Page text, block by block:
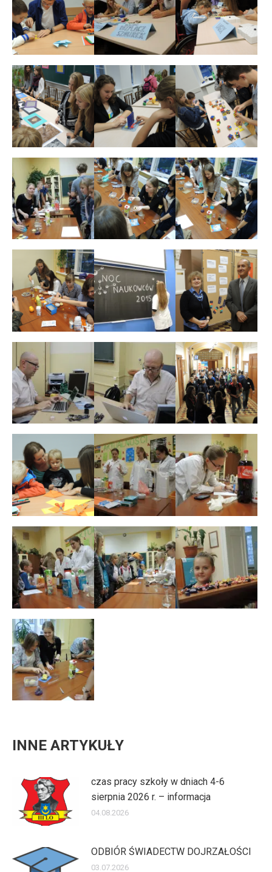
INNE ARTYKUŁY
czas pracy szkoły w dniach 4-6
sierpnia 2026 r. – informacja
04.08.2026
ODBIÓR ŚWIADECTW DOJRZAŁOŚCI
03.07.2026